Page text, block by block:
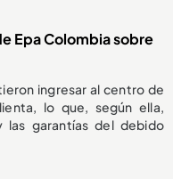
Epa Colombia sobre
ingresar al centro de
lo que, según ella,
las garantías del debido